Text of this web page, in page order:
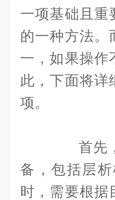
一项基础且重
的一种方法。
一，如果操作
此，下面将详
项。
首先，
备，包括层
时，需要根据